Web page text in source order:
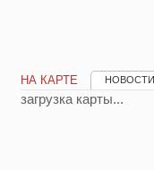
НА КАРТЕ НОВОСТИ
загрузка карты...